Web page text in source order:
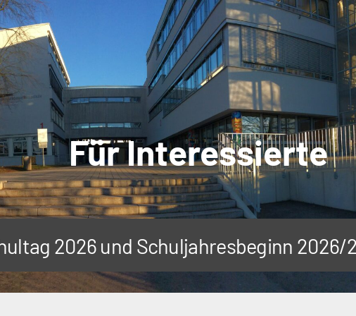
Für Interessierte
2026 und Schuljahresbeginn 2026/